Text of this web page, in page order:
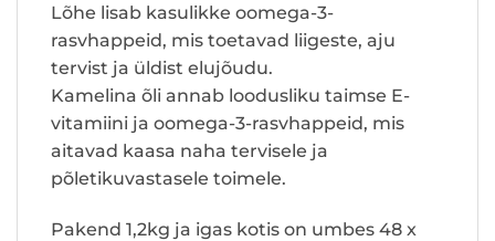
Lõhe lisab kasulikke oomega-3-
rasvhappeid, mis toetavad liigeste, aju
tervist ja üldist elujõudu.
Kamelina õli annab loodusliku taimse E-
vitamiini ja oomega-3-rasvhappeid, mis
aitavad kaasa naha tervisele ja
põletikuvastasele toimele.
Pakend 1,2kg ja igas kotis on umbes 48 x